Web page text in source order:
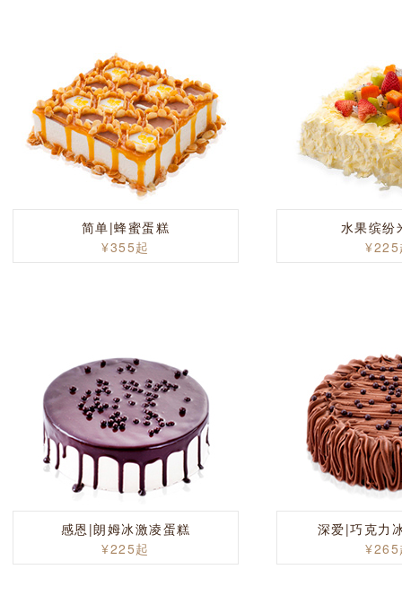
简单|蜂蜜蛋糕
¥355起
水果缤纷
¥225
感恩|朗姆冰激凌蛋糕
¥225起
深爱|巧克力
¥265